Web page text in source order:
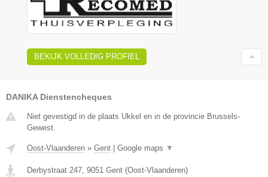
BEKIJK VOLLEDIG PROFIEL
DANIKA Dienstencheques
Niet gevestigd in de plaats Ukkel en in de provincie Brussels-
Gewest.
Oost-Vlaanderen » Gent | Google maps ▼
Derbystraat 247 9051 Gent (Oost-Vlaanderen)